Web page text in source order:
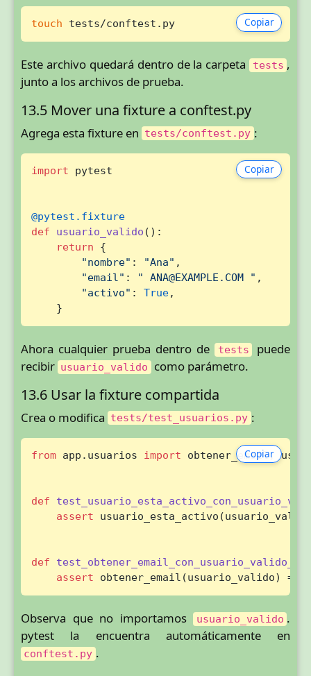
Copiar
touch tests/conftest.py
Este archivo quedará dentro de la carpeta tests ,
junto a los archivos de prueba.
13.5 Mover una fixture a conftest.py
Agrega esta fixture en tests/conftest.py :
Copiar
import pytest
@pytest.fixture
def
usuario_valido ():
return {
"nombre" : "Ana" ,
"email" : " ANA@EXAMPLE.COM " ,
"activo" : True,
    }
Ahora cualquier prueba dentro de tests puede
recibir usuario_valido como parámetro.
13.6 Usar la fixture compartida
Crea o modifica tests/test_usuarios.py :
Copiar
from app.usuarios import obtener_email,
def
assert
def
assert obtener_email(usuario_valido) ==
Observa que no importamos usuario_valido .
pytest la encuentra automáticamente en
conftest.py .